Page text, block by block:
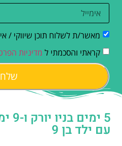
מאשר/ת לשלוח תוכן שיווקי /
קראתי והסכמתי ל מדיניות
שלח
5
עם ילד בן 9